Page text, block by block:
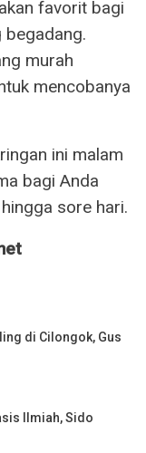
favorit bagi
begadang.
murah
mencobanya
ini malam
bagi Anda
sore hari.
di Cilongok, Gus
Ilmiah, Sido